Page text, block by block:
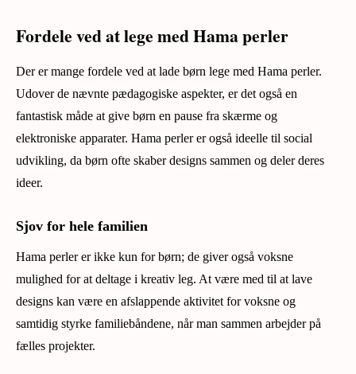
Fordele ved at lege med Hama perler
Der er mange fordele ved at lade børn lege med Hama perler.
Udover de nævnte pædagogiske aspekter, er det også en
fantastisk måde at give børn en pause fra skærme og
elektroniske apparater. Hama perler er også ideelle til social
udvikling, da børn ofte skaber designs sammen og deler deres
ideer.
Sjov for hele familien
Hama perler er ikke kun for børn; de giver også voksne
mulighed for at deltage i kreativ leg. At være med til at lave
designs kan være en afslappende aktivitet for voksne og
samtidig styrke familiebåndene, når man sammen arbejder på
fælles projekter.